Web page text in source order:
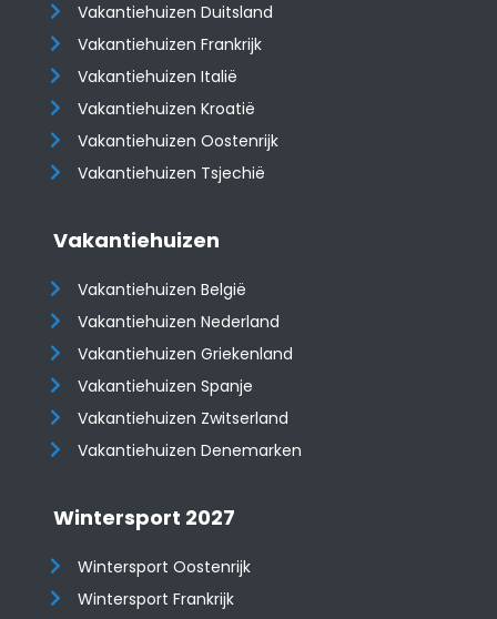
Vakantiehuizen Duitsland
Vakantiehuizen Frankrijk
Vakantiehuizen Italië
Vakantiehuizen Kroatië
​​​​​​​Vakantiehuizen Oostenrijk
Vakantiehuizen Tsjechië
Vakantiehuizen
Vakantiehuizen België
Vakantiehuizen Nederland
Vakantiehuizen Griekenland
Vakantiehuizen Spanje
​​​​​​​Vakantiehuizen Zwitserland
Vakantiehuizen Denemarken
Wintersport 2027
Wintersport Oostenrijk
Wintersport Frankrijk